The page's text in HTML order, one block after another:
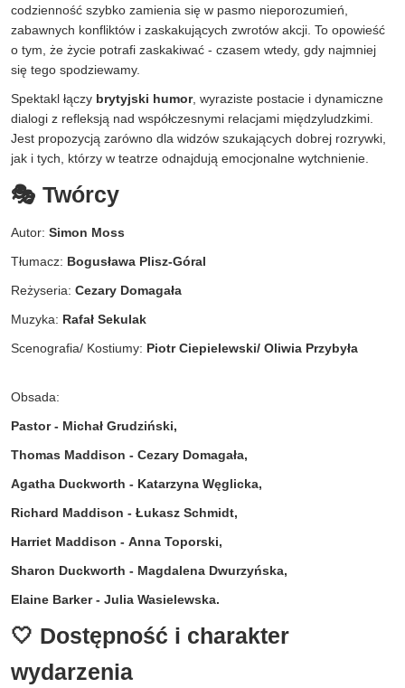
codzienność szybko zamienia się w pasmo nieporozumień,
zabawnych konfliktów i zaskakujących zwrotów akcji. To opowieść
o tym, że życie potrafi zaskakiwać - czasem wtedy, gdy najmniej
się tego spodziewamy.
Spektakl łączy brytyjski humor, wyraziste postacie i dynamiczne
dialogi z refleksją nad współczesnymi relacjami międzyludzkimi.
Jest propozycją zarówno dla widzów szukających dobrej rozrywki,
jak i tych, którzy w teatrze odnajdują emocjonalne wytchnienie.
🎭 Twórcy
Autor: Simon Moss
Tłumacz: Bogusława Plisz-Góral
Reżyseria: Cezary Domagała
Muzyka: Rafał Sekulak
Scenografia/ Kostiumy: Piotr Ciepielewski/ Oliwia Przybyła
Obsada:
Pastor - Michał Grudziński,
Thomas Maddison - Cezary Domagała,
Agatha Duckworth - Katarzyna Węglicka,
Richard Maddison - Łukasz Schmidt,
Harriet Maddison - Anna Toporski,
Sharon Duckworth - Magdalena Dwurzyńska,
Elaine Barker - Julia Wasielewska.
🤍 Dostępność i charakter
wydarzenia